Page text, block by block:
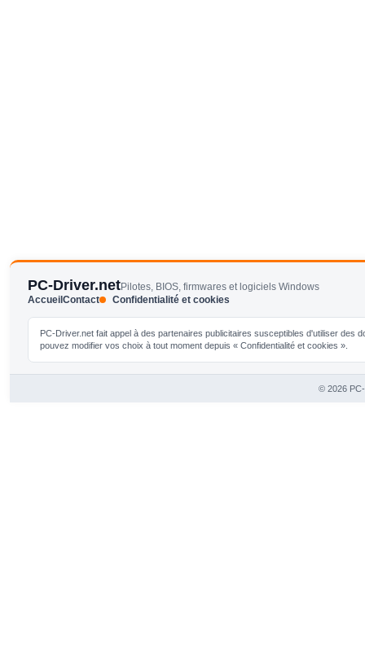
PC-Driver.netPilotes, BIOS, firmwares et logiciels Windows
AccueilContact Confidentialité et cookies
PC-Driver.net fait appel à des partenaires publicitaires susceptibles d'utiliser
pouvez modifier vos choix à tout moment depuis « Confidentialité et cookies ».
© 2026